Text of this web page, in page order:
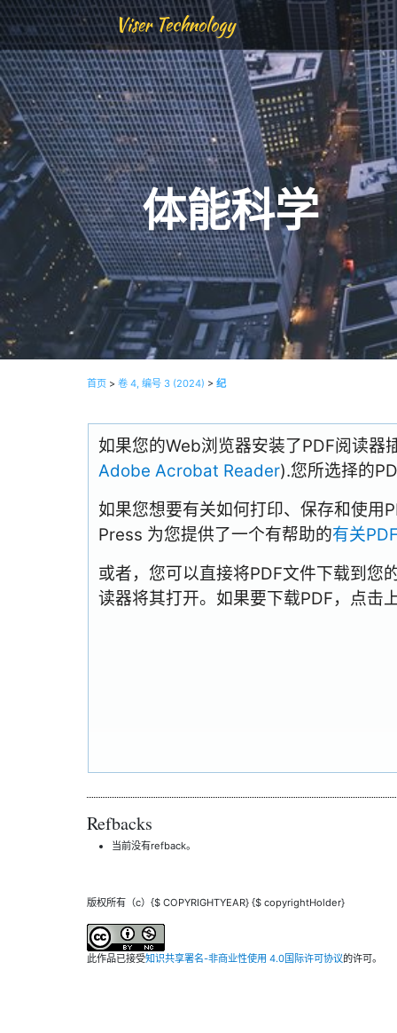
Viser Technology
体能科学
首页 > 卷 4, 编号 3 (2024) > 纪
如果您的Web浏览器安装了PDF阅读器
Adobe Acrobat Reader).您所选择的
如果您想要有关如何打印、保存和使用
Press 为您提供了一个有帮助的有关
或者，您可以直接将PDF文件下载到您
读器将其打开。如果要下载PDF，点击
Refbacks
当前没有refback。
版权所有（c）{$ COPYRIGHTYEAR} {$ copyrightHolder}
此作品已接受知识共享署名-非商业性使用 4.0国际许可协议的许可。